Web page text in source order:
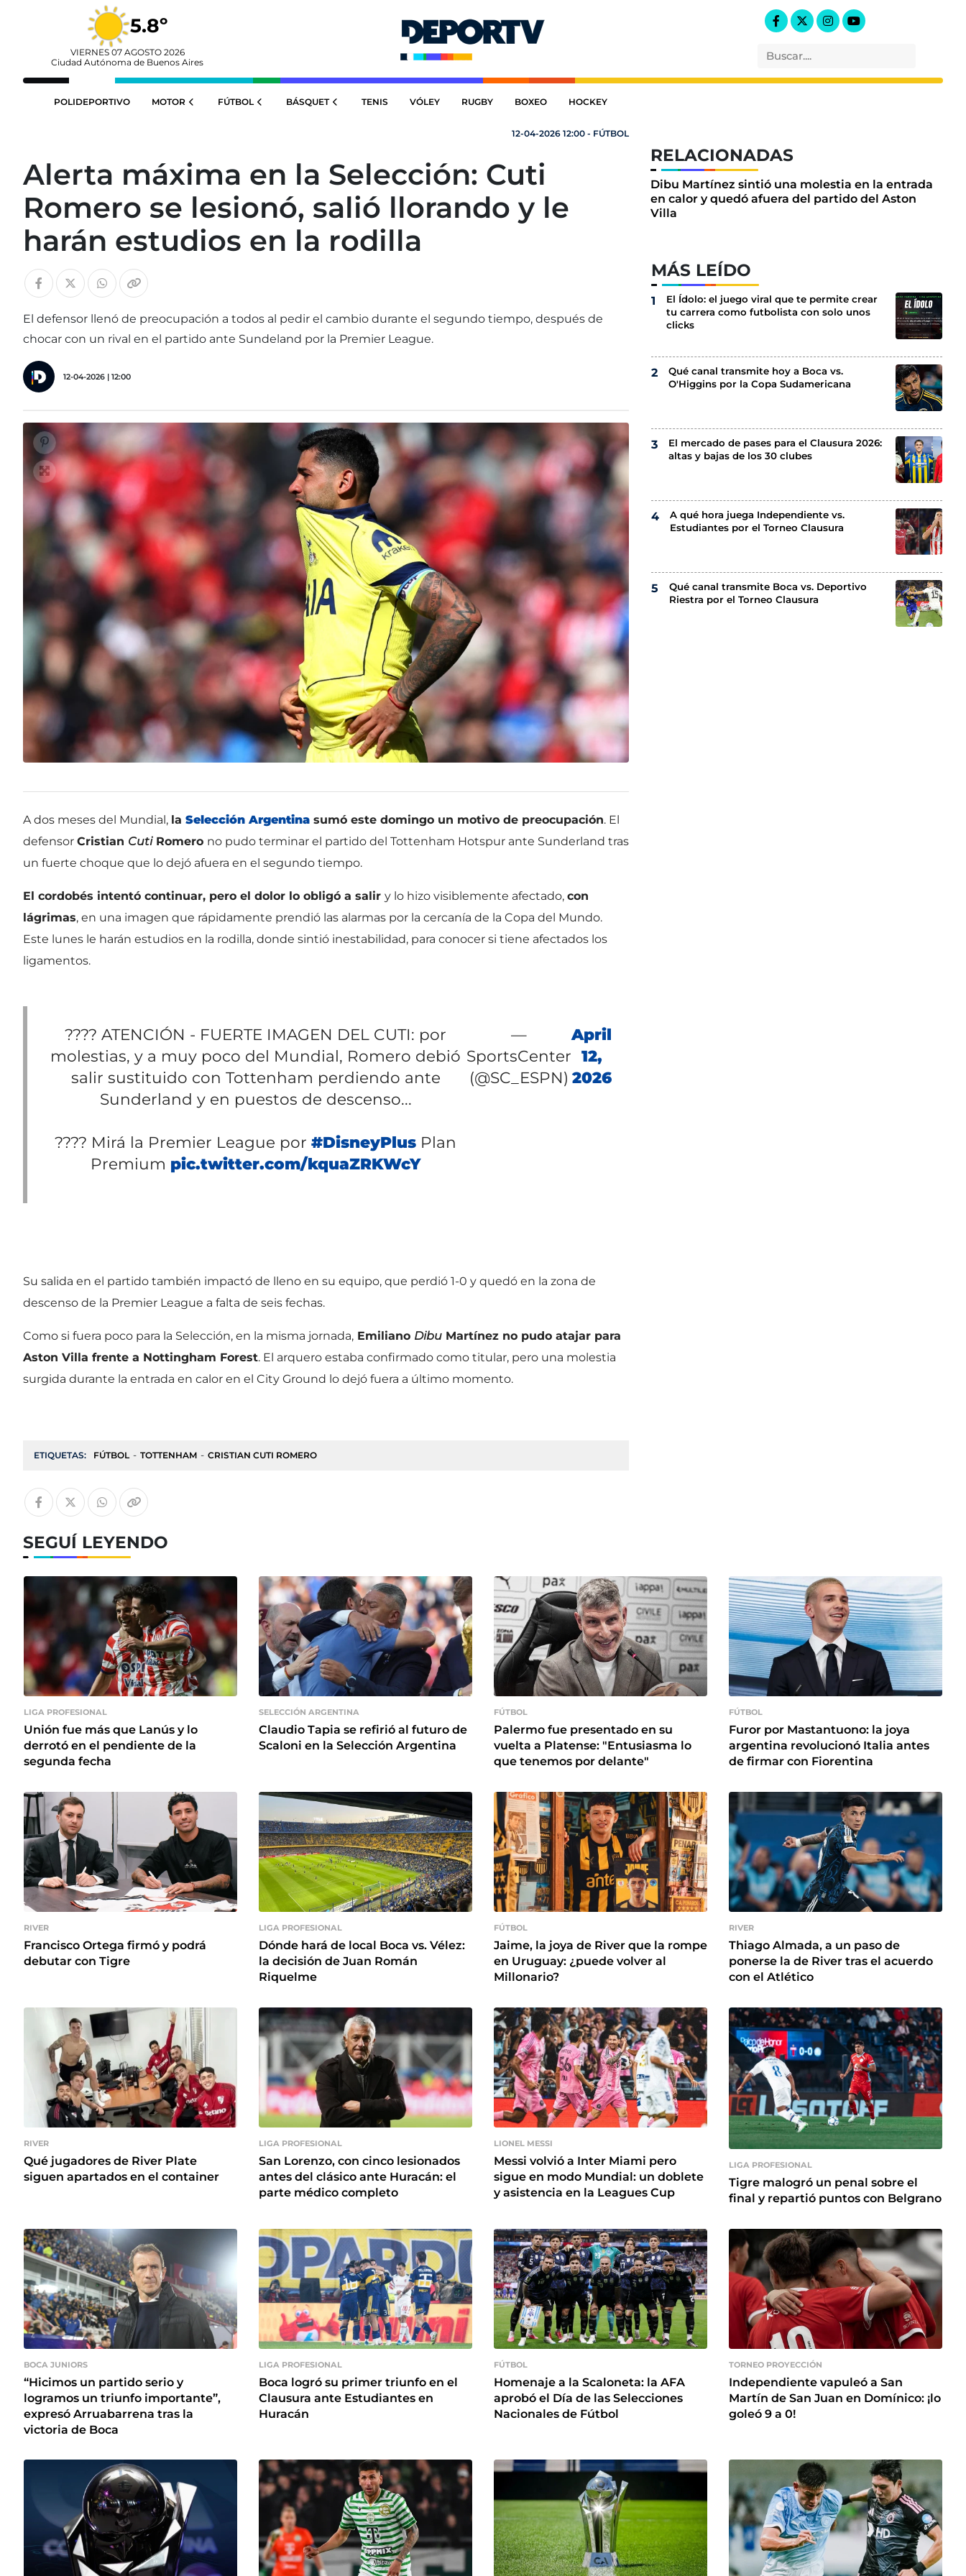
5.8º
VIERNES 07 AGOSTO 2026
Ciudad Autónoma de Buenos Aires
POLIDEPORTIVO MOTOR FÚTBOL BÁSQUET TENIS VÓLEY RUGBY BOXEO HOCKEY
12-04-2026 12:00 - FÚTBOL
Alerta máxima en la Selección: Cuti
Romero se lesionó, salió llorando y le
harán estudios en la rodilla
El defensor llenó de preocupación a todos al pedir el cambio durante el segundo tiempo, después de
chocar con un rival en el partido ante Sundeland por la Premier League.
12-04-2026 | 12:00
A dos meses del Mundial, la Selección Argentina sumó este domingo un motivo de preocupación. El
defensor Cristian CutiRomero no pudo terminar el partido del Tottenham Hotspur ante Sunderland tras
un fuerte choque que lo dejó afuera en el segundo tiempo.
El cordobés intentó continuar, pero el dolor lo obligó a salir y lo hizo visiblemente afectado, con
lágrimas, en una imagen que rápidamente prendió las alarmas por la cercanía de la Copa del Mundo.
Este lunes le harán estudios en la rodilla, donde sintió inestabilidad, para conocer si tiene afectados los
ligamentos.
???? ATENCIÓN - FUERTE IMAGEN DEL CUTI: por
molestias, y a muy poco del Mundial, Romero debió
salir sustituido con Tottenham perdiendo ante
Sunderland y en puestos de descenso...
???? Mirá la Premier League por#DisneyPlus Plan
Premium pic.twitter.com/kquaZRKWcY
—
SportsCenter
(@SC_ESPN)
April
12,
2026
Su salida en el partido también impactó de lleno en su equipo, que perdió 1-0 y quedó en la zona de
descenso de la Premier League a falta de seis fechas.
Como si fuera poco para la Selección, en la misma jornada, Emiliano Dibu Martínez no pudo atajar para
Aston Villa frente a Nottingham Forest. El arquero estaba confirmado como titular, pero una molestia
surgida durante la entrada en calor en el City Ground lo dejó fuera a último momento.
ETIQUETAS: FÚTBOL TOTTENHAM CRISTIAN CUTI ROMERO
RELACIONADAS
Dibu Martínez sintió una molestia en la entrada
en calor y quedó afuera del partido del Aston
Villa
MÁS LEÍDO
El Ídolo: el juego viral que te permite crear
tu carrera como futbolista con solo unos
clicks
Qué canal transmite hoy a Boca vs.
O'Higgins por la Copa Sudamericana
El mercado de pases para el Clausura 2026:
altas y bajas de los 30 clubes
A qué hora juega Independiente vs.
Estudiantes por el Torneo Clausura
Qué canal transmite Boca vs. Deportivo
Riestra por el Torneo Clausura
SEGUÍ LEYENDO
LIGA PROFESIONAL
Unión fue más que Lanús y lo
derrotó en el pendiente de la
segunda fecha
SELECCIÓN ARGENTINA
Claudio Tapia se refirió al futuro de
Scaloni en la Selección Argentina
FÚTBOL
Palermo fue presentado en su
vuelta a Platense: "Entusiasma lo
que tenemos por delante"
FÚTBOL
Furor por Mastantuono: la joya
argentina revolucionó Italia antes
de firmar con Fiorentina
RIVER
Francisco Ortega firmó y podrá
debutar con Tigre
LIGA PROFESIONAL
Dónde hará de local Boca vs. Vélez:
la decisión de Juan Román
Riquelme
FÚTBOL
Jaime, la joya de River que la rompe
en Uruguay: ¿puede volver al
Millonario?
RIVER
Thiago Almada, a un paso de
ponerse la de River tras el acuerdo
con el Atlético
RIVER
Qué jugadores de River Plate
siguen apartados en el container
LIGA PROFESIONAL
San Lorenzo, con cinco lesionados
antes del clásico ante Huracán: el
parte médico completo
LIONEL MESSI
Messi volvió a Inter Miami pero
sigue en modo Mundial: un doblete
y asistencia en la Leagues Cup
LIGA PROFESIONAL
Tigre malogró un penal sobre el
final y repartió puntos con Belgrano
BOCA JUNIORS
“Hicimos un partido serio y
logramos un triunfo importante”,
expresó Arruabarrena tras la
victoria de Boca
LIGA PROFESIONAL
Boca logró su primer triunfo en el
Clausura ante Estudiantes en
Huracán
FÚTBOL
Homenaje a la Scaloneta: la AFA
aprobó el Día de las Selecciones
Nacionales de Fútbol
TORNEO PROYECCIÓN
Independiente vapuleó a San
Martín de San Juan en Domínico: ¡lo
goleó 9 a 0!